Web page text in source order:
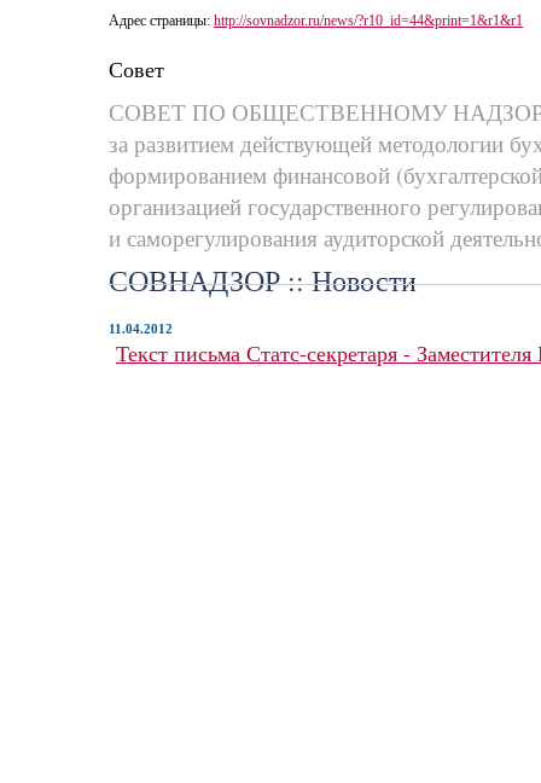
Совет
СОВЕТ ПО ОБЩЕСТВЕННОМУ
за развитием действующей методологии
формированием финансовой
организацией государственного
и саморегулирования аудиторской
Адрес страницы: http://sovnadzor.ru/news/?r10_id=44&print=1&r1&r1
СОВНАДЗОР :: Новости
11.04.2012
Текст письма Статс-секретаря -